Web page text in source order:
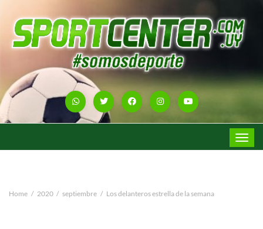
Toggle
Home 2020 septiembre Los delanteros estrella de la semana